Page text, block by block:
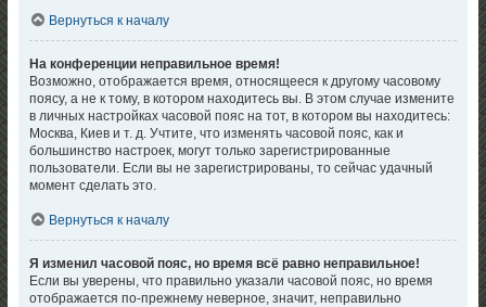
Вернуться к началу
На конференции неправильное время!
Возможно, отображается время, относящееся к другому часовому
поясу, а не к тому, в котором находитесь вы. В этом случае измените
в личных настройках часовой пояс на тот, в котором вы находитесь:
Москва, Киев и т. д. Учтите, что изменять часовой пояс, как и
большинство настроек, могут только зарегистрированные
пользователи. Если вы не зарегистрированы, то сейчас удачный
момент сделать это.
Вернуться к началу
Я изменил часовой пояс, но время всё равно неправильное!
Если вы уверены, что правильно указали часовой пояс, но время
отображается по-прежнему неверное, значит, неправильно